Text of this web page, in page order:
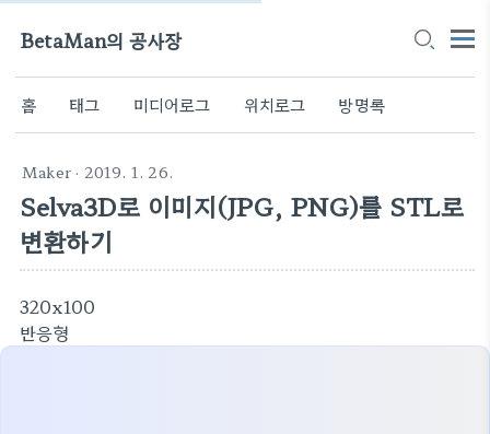
BetaMan의 공사장
홈 태그 미디어로그 위치로그 방명록
Maker · 2019. 1. 26.
Selva3D로 이미지(JPG, PNG)를 STL로
변환하기
320x100
반응형